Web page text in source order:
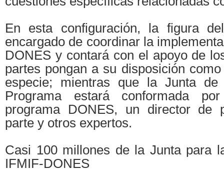
En esta configuración, la figura
encargado de coordinar la
DONES y contará con el apoyo de
partes pongan a su disposición
especie; mientras que la Junta de
Programa estará conformada
programa DONES, un director de
parte y otros expertos.
Casi 100 millones de la Junta para
IFMIF-DONES